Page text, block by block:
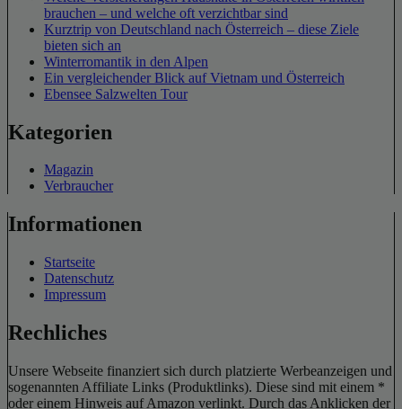
brauchen – und welche oft verzichtbar sind
Kurztrip von Deutschland nach Österreich – diese Ziele
bieten sich an
Winterromantik in den Alpen
Ein vergleichender Blick auf Vietnam und Österreich
Ebensee Salzwelten Tour
Kategorien
Magazin
Verbraucher
Informationen
Startseite
Datenschutz
Impressum
Rechliches
Unsere Webseite finanziert sich durch platzierte Werbeanzeigen und
sogenannten Affiliate Links (Produktlinks). Diese sind mit einem *
oder einem Hinweis auf Amazon verlinkt. Durch das Anklicken der